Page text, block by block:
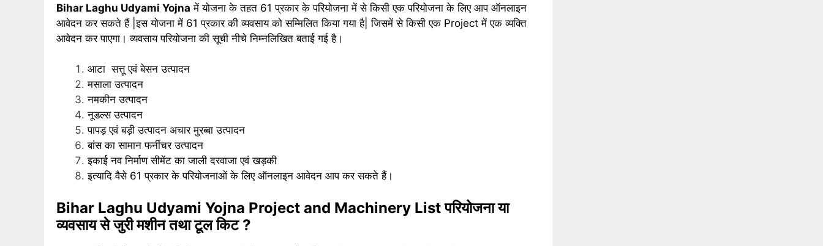
Bihar Laghu Udyami Yojna में योजना के तहत 61 प्रकार के परियोजना में से किसी एक परियोजना के लिए आप ऑनलाइन
आवेदन कर सकते हैं |इस योजना में 61 प्रकार की व्यवसाय को सम्मिलित किया गया है| जिसमें से किसी एक Project में एक व्यक्ति
आवेदन कर पाएगा। व्यवसाय परियोजना की सूची नीचे निम्नलिखित बताई गई है।
आटा सत्तू एवं बेसन उत्पादन
मसाला उत्पादन
नमकीन उत्पादन
नूडल्स उत्पादन
पापड़ एवं बड़ी उत्पादन अचार मुरब्बा उत्पादन
बांस का सामान फर्नीचर उत्पादन
इकाई नव निर्माण सीमेंट का जाली दरवाजा एवं खड़की
इत्यादि वैसे 61 प्रकार के परियोजनाओं के लिए ऑनलाइन आवेदन आप कर सकते हैं।
Bihar Laghu Udyami Yojna Project and Machinery List परियोजना या
व्यवसाय से जुरी मशीन तथा टूल किट ?